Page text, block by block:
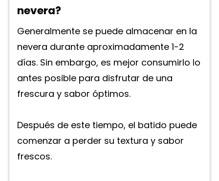
nevera?
Generalmente se puede almacenar en la
nevera durante aproximadamente 1-2
días. Sin embargo, es mejor consumirlo lo
antes posible para disfrutar de una
frescura y sabor óptimos.
Después de este tiempo, el batido puede
comenzar a perder su textura y sabor
frescos.